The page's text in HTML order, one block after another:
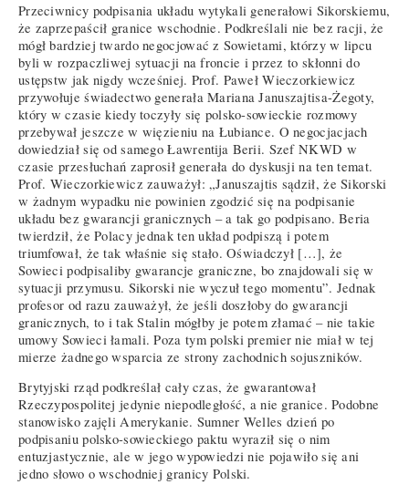
Przeciwnicy podpisania układu wytykali generałowi Sikorskiemu,
że zaprzepaścił granice wschodnie. Podkreślali nie bez racji, że
mógł bardziej twardo negocjować z Sowietami, którzy w lipcu
byli w rozpaczliwej sytuacji na froncie i przez to skłonni do
ustępstw jak nigdy wcześniej. Prof. Paweł Wieczorkiewicz
przywołuje świadectwo generała Mariana Januszajtisa-Żegoty,
który w czasie kiedy toczyły się polsko-sowieckie rozmowy
przebywał jeszcze w więzieniu na Łubiance. O negocjacjach
dowiedział się od samego Ławrentija Berii. Szef NKWD w
czasie przesłuchań zaprosił generała do dyskusji na ten temat.
Prof. Wieczorkiewicz zauważył: „Januszajtis sądził, że Sikorski
w żadnym wypadku nie powinien zgodzić się na podpisanie
układu bez gwarancji granicznych – a tak go podpisano. Beria
twierdził, że Polacy jednak ten układ podpiszą i potem
triumfował, że tak właśnie się stało. Oświadczył […], że
Sowieci podpisaliby gwarancje graniczne, bo znajdowali się w
sytuacji przymusu. Sikorski nie wyczuł tego momentu”. Jednak
profesor od razu zauważył, że jeśli doszłoby do gwarancji
granicznych, to i tak Stalin mógłby je potem złamać – nie takie
umowy Sowieci łamali. Poza tym polski premier nie miał w tej
mierze żadnego wsparcia ze strony zachodnich sojuszników.
Brytyjski rząd podkreślał cały czas, że gwarantował
Rzeczypospolitej jedynie niepodległość, a nie granice. Podobne
stanowisko zajęli Amerykanie. Sumner Welles dzień po
podpisaniu polsko-sowieckiego paktu wyraził się o nim
entuzjastycznie, ale w jego wypowiedzi nie pojawiło się ani
jedno słowo o wschodniej granicy Polski.